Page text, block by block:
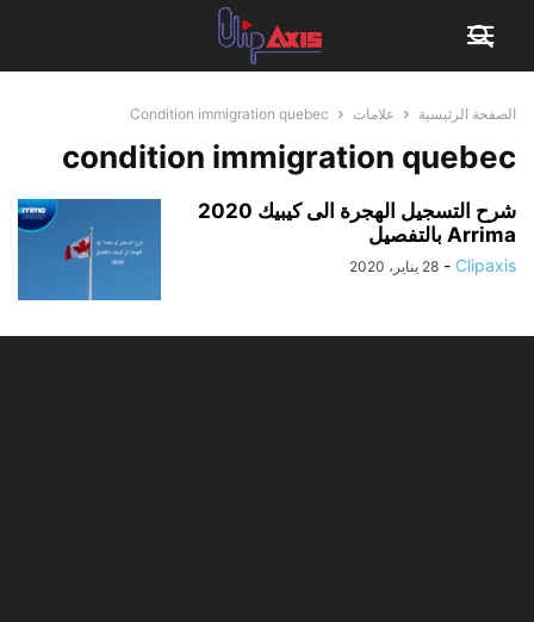
الصفحة الرئيسية علامات Condition immigration quebec
condition immigration quebec
شرح التسجيل الهجرة الى كيبيك 2020
Arrima بالتفصيل
Clipaxis
- 28 يناير، 2020